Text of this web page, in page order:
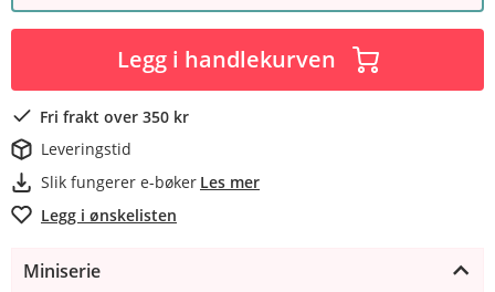
Legg i handlekurven
Fri frakt over 350 kr
Leveringstid
Slik fungerer e-bøker Les mer
Legg i ønskelisten
Miniserie